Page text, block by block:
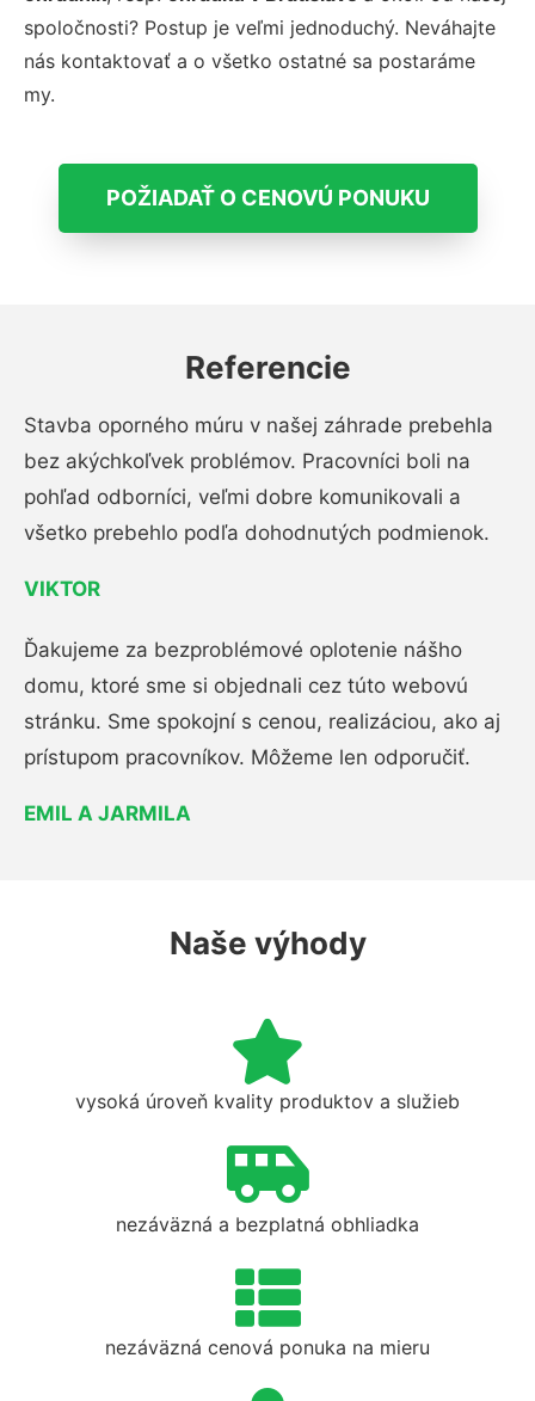
spoločnosti? Postup je veľmi jednoduchý. Neváhajte
nás kontaktovať a o všetko ostatné sa postaráme
my.
POŽIADAŤ O CENOVÚ PONUKU
Referencie
Stavba oporného múru v našej záhrade prebehla
bez akýchkoľvek problémov. Pracovníci boli na
pohľad odborníci, veľmi dobre komunikovali a
všetko prebehlo podľa dohodnutých podmienok.
VIKTOR
Ďakujeme za bezproblémové oplotenie nášho
domu, ktoré sme si objednali cez túto webovú
stránku. Sme spokojní s cenou, realizáciou, ako aj
prístupom pracovníkov. Môžeme len odporučiť.
EMIL A JARMILA
Naše výhody
vysoká úroveň kvality produktov a služieb
nezáväzná a bezplatná obhliadka
nezáväzná cenová ponuka na mieru